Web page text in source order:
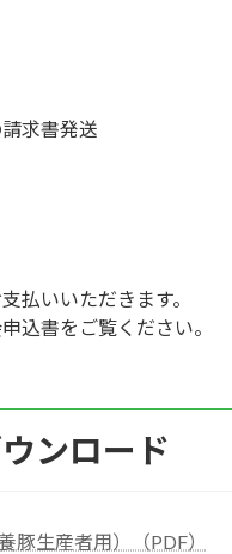
求書発送
払いいただきます。
込書をご覧ください。
ンロード
豚生産者用）（PDF）